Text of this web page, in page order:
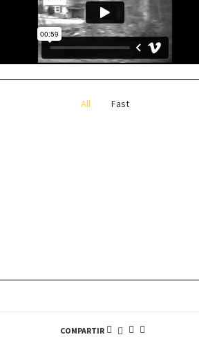
All Fast
COMPARTIR